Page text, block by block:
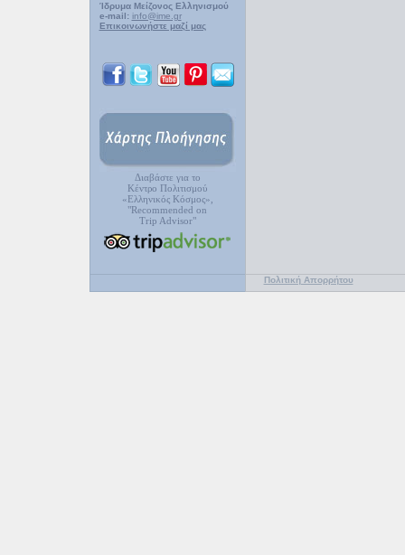
Ίδρυμα Μείζονος Ελληνισμού
e-mail: info@ime.gr
Επικοινωνήστε μαζί μας
Διαβάστε για το
Κέντρο Πολιτισμού
«Ελληνικός Κόσμος»,
"Recommended on
Trip Advisor"
Πολιτική Απορρήτου